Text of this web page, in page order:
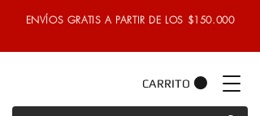
ENVÍOS GRATIS A PARTIR DE LOS $150.000
CARRITO